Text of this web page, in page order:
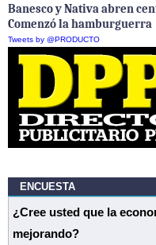
Banesco y Nativa abren
Comenzó la hamburguerra
Tweets by @PRODUCTO
ENCUESTA
¿Cree usted que la
mejorando?